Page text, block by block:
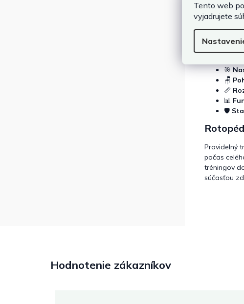
Tento web
vyjadrujete
Ak chcete
tela a sú
svaly a stred
Na čo
🎯
🪑
📏
📊
🛡️
Pravidelný
počas
tréningov
súčasťou
Hodnotenie zákazníkov